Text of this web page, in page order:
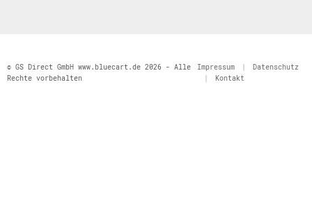
© GS Direct GmbH www.bluecart.de 2026 - Alle
Rechte vorbehalten
Impressum |
Datenschutz
|
Kontakt